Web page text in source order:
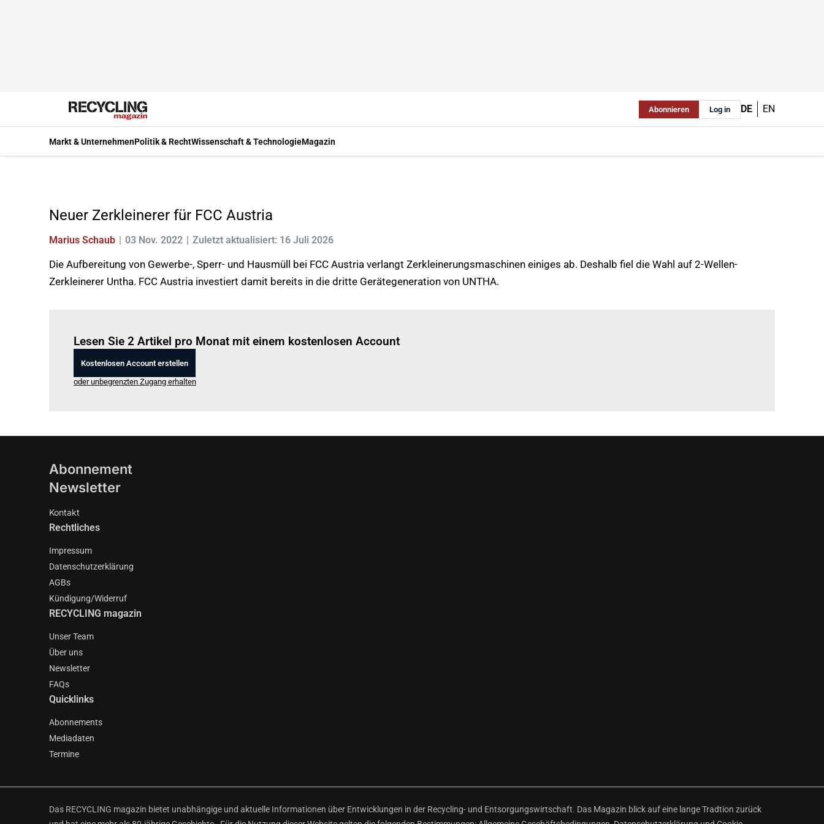
Abonnieren Log in DE EN
Markt & UnternehmenPolitik & RechtWissenschaft & TechnologieMagazin
Neuer Zerkleinerer für FCC Austria
Marius Schaub 03 Nov. 2022 Zuletzt aktualisiert: 16 Juli 2026
Die Aufbereitung von Gewerbe-, Sperr- und Hausmüll bei FCC Austria verlangt Zerkleinerungsmaschinen einiges ab. Deshalb fiel die Wahl auf 2-Wellen-
Zerkleinerer Untha. FCC Austria investiert damit bereits in die dritte Gerätegeneration von UNTHA.
Lesen Sie 2 Artikel pro Monat mit einem kostenlosen Account
Kostenlosen Account erstellen
oder unbegrenzten Zugang erhalten
Abonnement
Newsletter
Kontakt
Rechtliches
Impressum
Datenschutzerklärung
AGBs
Kündigung/Widerruf
RECYCLING magazin
Unser Team
Über uns
Newsletter
FAQs
Quicklinks
Abonnements
Mediadaten
Termine
Das RECYCLING magazin bietet unabhängige und aktuelle Informationen über Entwicklungen in der Recycling- und Entsorgungswirtschaft. Das Magazin blick auf eine lange Tradtion zurück